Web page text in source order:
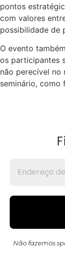
pontos
com valores
possibilidade de
O evento
os participantes
não perecível no
seminário, como
Não fazemos